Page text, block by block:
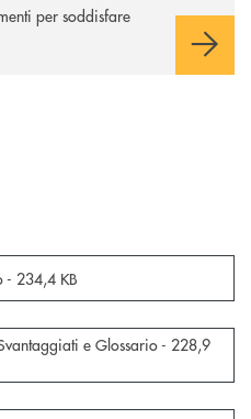
per soddisfare
finestra
- 234,4 KB
finestra e Glossario - 228,9